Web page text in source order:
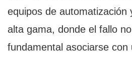
equipos de automatización
alta gama, donde el fallo
fundamental asociarse con